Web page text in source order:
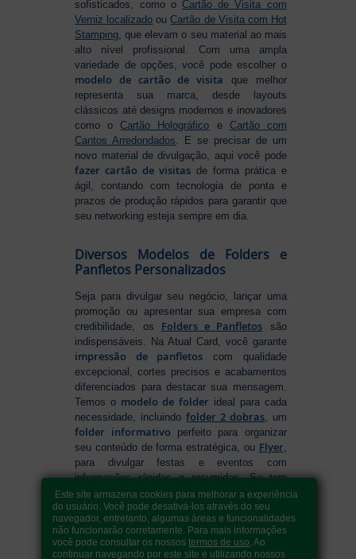
sofisticados, como o Cartão de Visita com
Verniz localizado ouCartão de Visita com Hot
Stamping, que elevam o seu material ao mais
alto nível profissional. Com uma ampla
variedade de opções, você pode escolher o
modelo de cartão de visita que melhor
representa sua marca, desde layouts
clássicos até designs modernos e inovadores
como oCartão Holográfico e Cartão com
Cantos Arredondados. E se precisar de um
novo material de divulgação, aqui você pode
fazer cartão de visitas de forma prática e
ágil, contando com tecnologia de ponta e
prazos de produção rápidos para garantir que
seu networking esteja sempre em dia.
Diversos Modelos de Folders e
Panfletos Personalizados
Seja para divulgar seu negócio, lançar uma
promoção ou apresentar sua empresa com
credibilidade, os Folders e Panfletos são
indispensáveis. Na Atual Card, você garante
impressão de panfletos com qualidade
excepcional, cortes precisos e acabamentos
diferenciados para destacar sua mensagem.
Temos o modelo de folder ideal para cada
necessidade, incluindofolder 2 dobras, um
folder informativo perfeito para organizar
seu conteúdo de forma estratégica, ou Flyer
para divulgar festas e eventos com
informações rápidas e resumidas. Se tem
dúvidas sobrecomo fazer folders, conte
com nossa variedade de formatos e opções
para criar um material que realmente se
destaca. Produção ágil, entrega rápida e
qualidade garantida para levar sua
Este site armazena cookies para melhorar a experiência
do usuário. Você pode desativá-los através do seu
navegador, entretanto, algumas áreas e funcionalidades
não funcionarão corretamente. Para mais informações
você pode consultar os nossostermos de uso. Ao
continuar navegando por este site e utilizando nossos